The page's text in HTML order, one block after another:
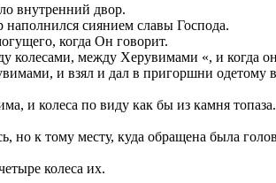
внутренний двор.
сиянием славы Господа.
когда Он говорит.
колесами, между Херувимами «, и когда
и взял и дал в пригоршни одетому
и колеса по виду как бы из камня топаза.
к тому месту, куда обращена была
колеса их.